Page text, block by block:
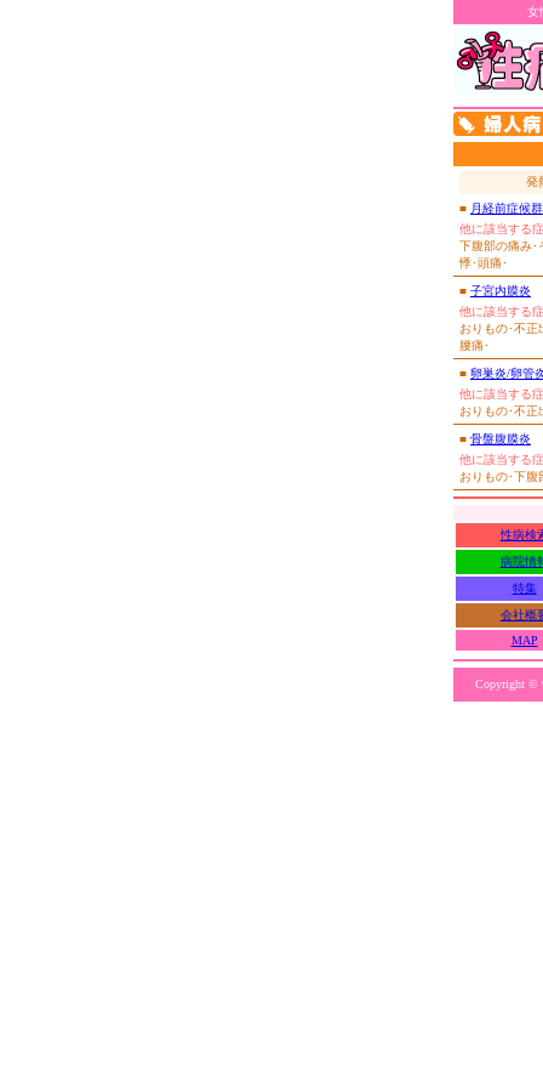
女
発
■ 月経前症候
他に該当する
下腹部の痛み･
悸･頭痛･
■ 子宮内膜炎
他に該当する
おりもの･不正
腰痛･
■ 卵巣炎/卵管
他に該当する
おりもの･不正
■ 骨盤腹膜炎
他に該当する
おりもの･下腹
性病検
病院情
特集
会社概
MAP
Copyright ©